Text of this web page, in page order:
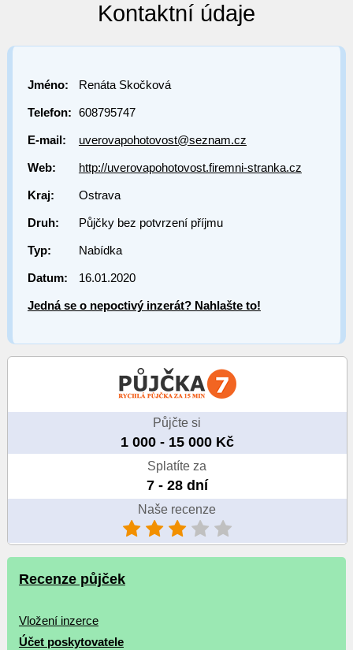
Kontaktní údaje
Jméno: Renáta Skočková
Telefon: 608795747
E-mail: uverovapohotovost@seznam.cz
Web: http://uverovapohotovost.firemni-stranka.cz
Kraj: Ostrava
Druh: Půjčky bez potvrzení příjmu
Typ: Nabídka
Datum: 16.01.2020
Jedná se o nepoctivý inzerát? Nahlašte to!
Půjčte si
1 000 - 15 000 Kč
Splatíte za
7 - 28 dní
Naše recenze
Recenze půjček
Vložení inzerce
Účet poskytovatele